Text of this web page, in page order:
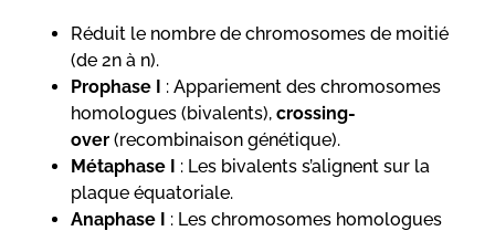
Réduit le nombre de chromosomes de moitié
(de 2n à n).
Prophase I : Appariement des chromosomes
homologues (bivalents), crossing-
over (recombinaison génétique).
Métaphase I : Les bivalents s’alignent sur la
plaque équatoriale.
Anaphase I : Les chromosomes homologues